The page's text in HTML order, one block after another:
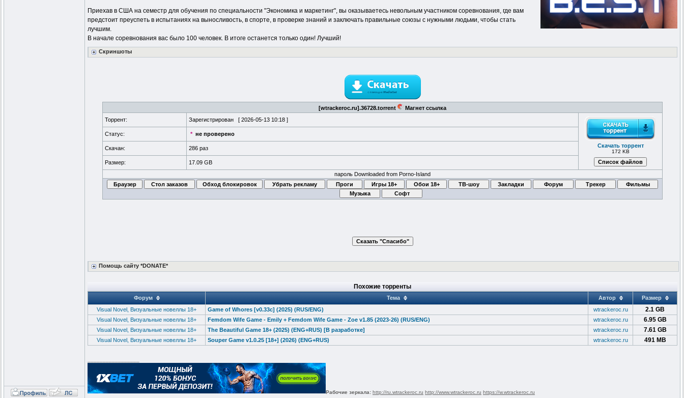
Приехав в США на семестр для обучения по специальности "Экономика и маркетинг", вы оказываетесь невольным участником соревнования, где вам
предстоит преуспеть в испытаниях на выносливость, в спорте, в проверке знаний и заключать правильные союзы с нужными людьми, чтобы стать
лучшим.
В начале соревнования вас было 100 человек. В итоге останется только один! Лучший!
Скриншоты
[wtrackeroc.ru].36728.torrent
Магнет ссылка
Торрент:
Зарегистрирован [ 2026-05-13 10:18 ]
Скачать торрент
172 KB
Статус: * не проверено
Скачан: 286 раз
Размер:
17.09 GB
пароль Downloaded from Porno-Island
Помощь сайту *DONATE*
Похожие торренты
Форум Тема Автор
Размер
Visual Novel, Визуальные новеллы 18+
Game of Whores [v0.33c] (2025) (RUS/ENG) wtrackeroc.ru 2.1 GB
Visual Novel, Визуальные новеллы 18+ Femdom Wife Game - Emily + Femdom Wife Game - Zoe v1.85 (2023-26) (RUS/ENG) wtrackeroc.ru 6.95 GB
Visual Novel, Визуальные новеллы 18+ The Beautiful Game 18+ (2025) (ENG+RUS) [В разработке] wtrackeroc.ru 7.61 GB
Visual Novel, Визуальные новеллы 18+ Souper Game v1.0.25 [18+] (2026) (ENG+RUS) wtrackeroc.ru 491 MB
Рабочие зеркала: http://ru.wtrackeroc.ru http://www.wtrackeroc.ru https://w.wtrackeroc.ru